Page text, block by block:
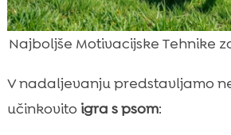
Najboljše Motivacijske Tehnike
V nadaljevanju predstavljamo
učinkovito igra s psom: